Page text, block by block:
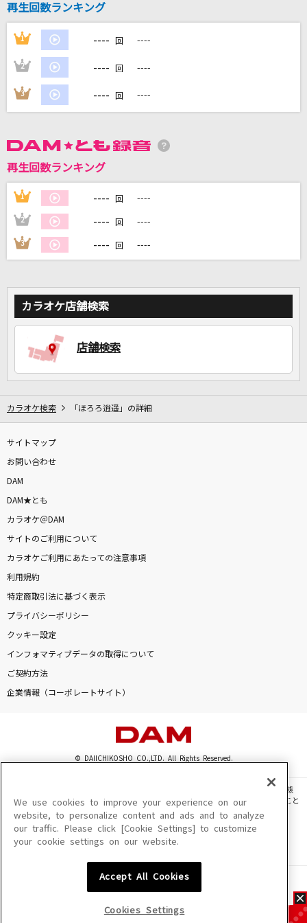
システマティックジェントリィ
機関紳士
ダーリン
Mrs. GREEN APPLE
Mrs. GREEN APPLE
[生音]ただいま
JUJU
カラオケをもっと楽しもう！
再生回数ランキング
1 ---- 回 ----
2 ---- 回 ----
3 ---- 回 ----
再生回数ランキング
1 ---- 回 ----
2 ---- 回 ----
3 ---- 回 ----
カラオケ店舗検索
店舗検索
カラオケ検索 「ほろろ逍遥」の詳細
サイトマップ
お問い合わせ
DAM
DAM★とも
カラオケ＠DAM
サイトのご利用について
カラオケご利用にあたっての注意事項
利用規約
特定商取引法に基づく表示
プライバシーポリシー
クッキー設定
インフォマティブデータの取得について
ご契約方法
企業情報（コーポレートサイト）
© DAIICHIKOSHO CO.,LTD. All Rights Reserved.
このサイトに掲載されている一切の文章・画像・写真・動画・音声等を、手段や形態
を問わず、著作権法の定める範囲を超えて無断で複製、転載、ファイル化などすること
を禁じます。
楽曲及びコンテンツは、機種によりご利用いただけない場合があります。
楽曲及びコンテンツの配信日、配信内容が変更になる場合があります。
We use cookies to improve your experience on our
website, to personalize content and ads and to analyze
our traffic. Please click [Cookie Settings] to customize
your cookie settings on our website.
Accept All Cookies
Cookies Settings